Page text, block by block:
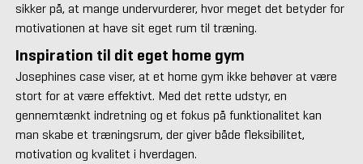
sikker på, at mange undervurderer, hvor meget det betyder for
motivationen at have sit eget rum til træning.
Inspiration til dit eget home gym
Josephines case viser, at et home gym ikke behøver at være
stort for at være effektivt. Med det rette udstyr, en
gennemtænkt indretning og et fokus på funktionalitet kan
man skabe et træningsrum, der giver både fleksibilitet,
motivation og kvalitet i hverdagen.